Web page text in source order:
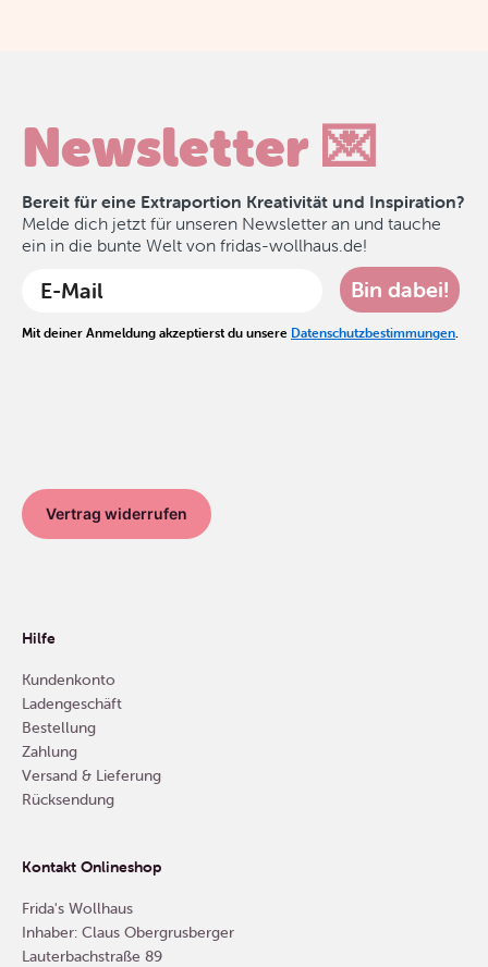
Newsletter 💌
Bereit für eine Extraportion Kreativität und Inspiration?
Melde dich jetzt für unseren Newsletter an und tauche
ein in die bunte Welt von fridas-wollhaus.de!
Bin dabei!
Mit deiner Anmeldung akzeptierst du unsere Datenschutzbestimmungen
Vertrag widerrufen
Hilfe
Kundenkonto
Ladengeschäft
Bestellung
Zahlung
Versand & Lieferung
Rücksendung
Kontakt Onlineshop
Frida's Wollhaus
Inhaber: Claus Obergrusberger
Lauterbachstraße 89